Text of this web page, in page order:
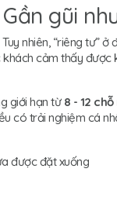
gũi
Tuy nhiên, “riêng tư”
cảm thấy được
giới hạn từ8 - 12
có trải nghiệm cá
được đặt xuống